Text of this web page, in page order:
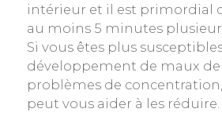
intérieur et il est primordial
au moins 5 minutes
Si vous êtes plus
développement de maux de
problèmes de
peut vous aider à les réduire.